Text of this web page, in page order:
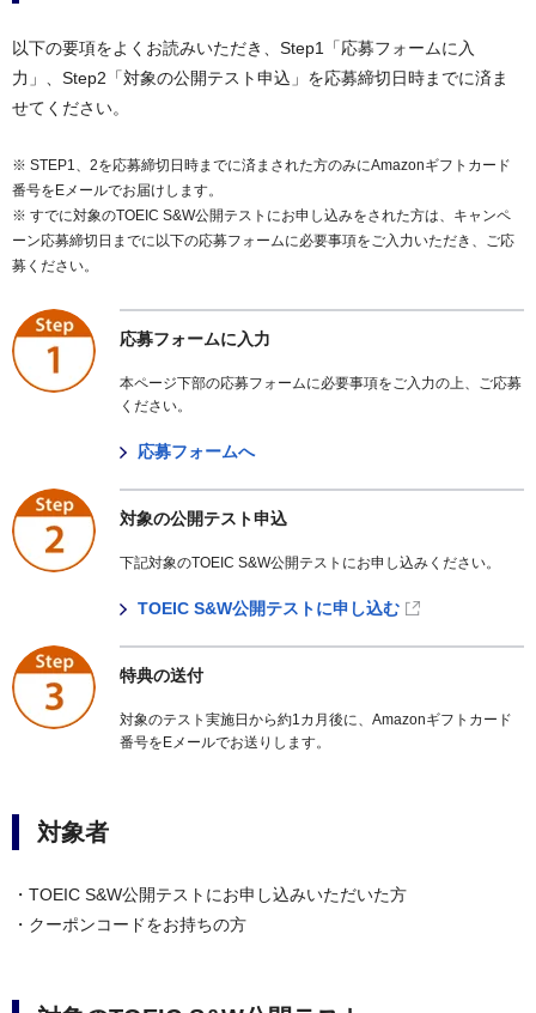
以下の要項をよくお読みいただき、Step1「応募フォームに入
力」、Step2「対象の公開テスト申込」を応募締切日時までに済ま
せてください。
※ STEP1、2を応募締切日時までに済まされた方のみにAmazonギフトカード
番号をEメールでお届けします。
※ すでに対象のTOEIC S&W公開テストにお申し込みをされた方は、キャンペ
ーン応募締切日までに以下の応募フォームに必要事項をご入力いただき、ご応
募ください。
応募フォームに入力
本ページ下部の応募フォームに必要事項をご入力の上、ご応募
ください。
応募フォームへ
対象の公開テスト申込
下記対象のTOEIC S&W公開テストにお申し込みください。
TOEIC S&W公開テストに申し込む
特典の送付
対象のテスト実施日から約1カ月後に、Amazonギフトカード
番号をEメールでお送りします。
対象者
・TOEIC S&W公開テストにお申し込みいただいた方
・クーポンコードをお持ちの方